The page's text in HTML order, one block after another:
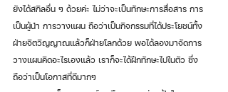
ยังได้สกิลอื่น ๆ ด้วยค่ะ ไม่ว่าจะเป็นทักษะการสื่อสาร การ
เป็นผู้นำ การวางแผน ถือว่าเป็นกิจกรรมที่ได้ประโยชน์​ทั้ง
ฝ่ายจิตวิญญาณ​แล้วก็ฝ่ายโลกด้วย พอได้ลองมาจัดการ
วางแผนคิดอะไรเองแล้ว เราก็จะได้ฝึกทักษะไปในตัว ซึ่ง
ถือว่าเป็นโอกาสที่ดีมากๆ